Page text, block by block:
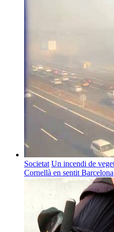
Societat Un incendi de
Cornellà en sentit Barcelona